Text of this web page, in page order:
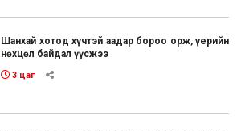
Шанхай хотод хүчтэй аадар бороо орж, үерийн
нөхцөл байдал үүсжээ
3 цаг